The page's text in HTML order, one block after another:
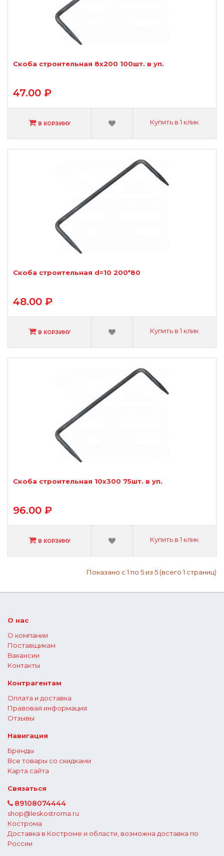
Скоба строительная 8х200 100шт. в уп.
47.00 ₽
В КОРЗИНУ Купить в 1 клик
Скоба строительная d=10 200*80
48.00 ₽
В КОРЗИНУ Купить в 1 клик
Скоба строительная 10х300 75шт. в уп.
96.00 ₽
В КОРЗИНУ Купить в 1 клик
Показано с 1 по 5 из 5 (всего 1 страниц)
О нас
О компании
Поставщикам
Вакансии
Контакты
Контрагентам
Оплата и доставка
Правовая информация
Отзывы
Навигация
Бренды
Все товары со скидками
Карта сайта
Связаться
89108074444
shop@leskostroma.ru
Кострома
Доставка в Костроме и области, возможна доставка по
России